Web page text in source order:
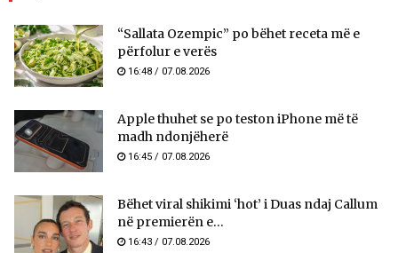
“Sallata Ozempic” po bëhet receta më e
përfolur e verës
16:48 / 07.08.2026
Apple thuhet se po teston iPhone më të
madh ndonjëherë
16:45 / 07.08.2026
Bëhet viral shikimi ‘hot’ i Duas ndaj Callum
në premierën e...
16:43 / 07.08.2026